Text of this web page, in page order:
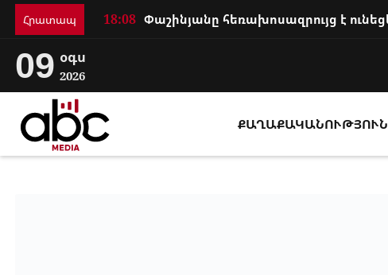
Հրատապ 18:08
09 օգս
2026
ՔԱՂԱՔԱԿԱՆՈՒԹՅՈՒՆ